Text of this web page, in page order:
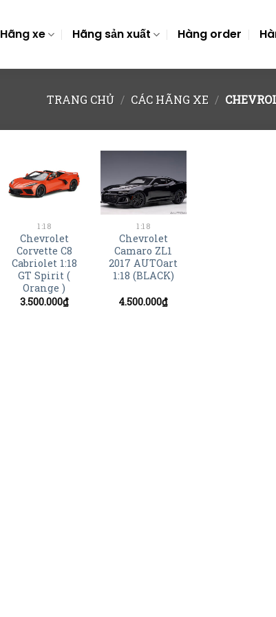
Hãng xe Hãng sản xuất Hàng order
TRANG CHỦ / CÁC HÃNG XE /
1:18
Chevrolet
Corvette C8
Cabriolet 1:18
GT Spirit (
Orange )
3.500.000₫
+
1:18
Chevrolet
Camaro ZL1
2017 AUTOart
1:18 (BLACK)
4.500.000₫